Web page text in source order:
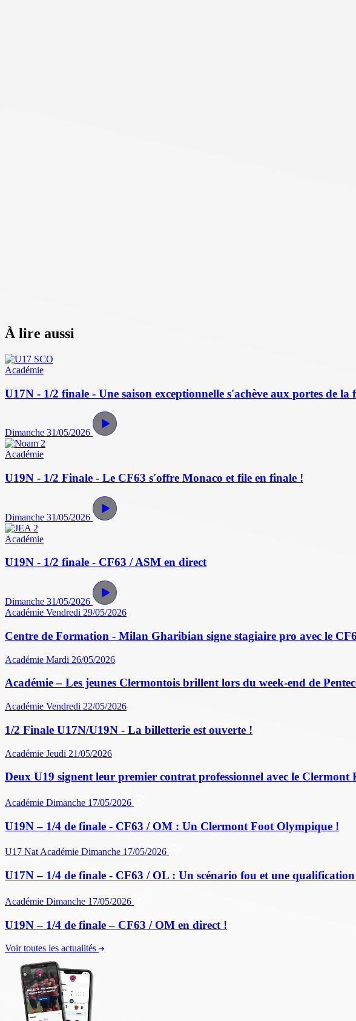
À lire aussi
Académie
U17N - 1/2 finale - Une saison exceptionnelle s'achève aux portes de la
Dimanche 31/05/2026
Académie
U19N - 1/2 Finale - Le CF63 s'offre Monaco et file en finale !
Dimanche 31/05/2026
Académie
U19N - 1/2 finale - CF63 / ASM en direct
Dimanche 31/05/2026
Académie Vendredi 29/05/2026
Centre de Formation - Milan Gharibian signe stagiaire pro avec le
Académie Mardi 26/05/2026
Académie – Les jeunes Clermontois brillent lors du week-end de
Académie Vendredi 22/05/2026
1/2 Finale U17N/U19N - La billetterie est ouverte !
Académie Jeudi 21/05/2026
Deux U19 signent leur premier contrat professionnel avec le Clermont
Académie Dimanche 17/05/2026
U19N – 1/4 de finale - CF63 / OM : Un Clermont Foot Olympique !
U17 Nat Académie Dimanche 17/05/2026
U17N – 1/4 de finale - CF63 / OL : Un scénario fou et une
Académie Dimanche 17/05/2026
U19N – 1/4 de finale – CF63 / OM en direct !
Voir toutes les actualités